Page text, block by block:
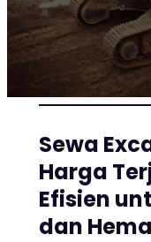
Sewa
Harga
Efisien
dan